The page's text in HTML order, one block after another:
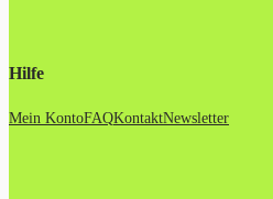
Hilfe
Mein KontoFAQKontaktNewsletter